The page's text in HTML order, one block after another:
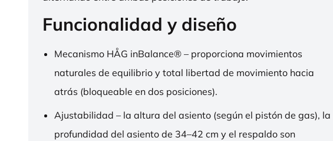
Funcionalidad y diseño
Mecanismo HÅG inBalance® – proporciona movimientos
naturales de equilibrio y total libertad de movimiento hacia
atrás (bloqueable en dos posiciones).
Ajustabilidad – la altura del asiento (según el pistón de gas), la
profundidad del asiento de 34–42 cm y el respaldo son